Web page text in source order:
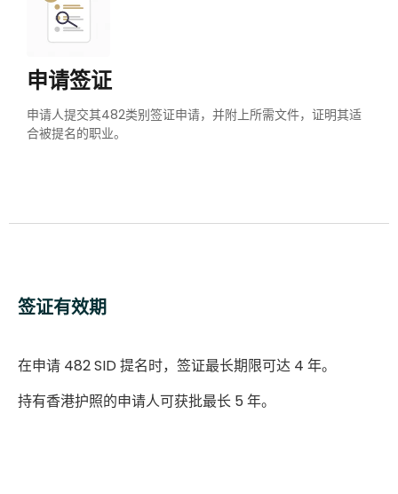
申请签证
申请人提交其482类别签证申请，并附上所需文件，证明其适
合被提名的职业。
签证有效期
在申请 482 SID 提名时，签证最长期限可达 4 年。
持有香港护照的申请人可获批最长 5 年。